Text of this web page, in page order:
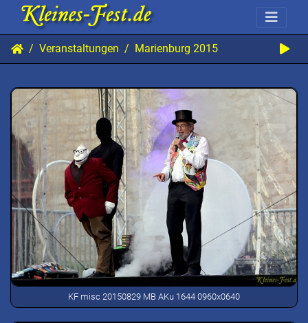
Veranstaltungen Marienburg 2015
KF misc 20150829 MB AKu 1644 0960x0640